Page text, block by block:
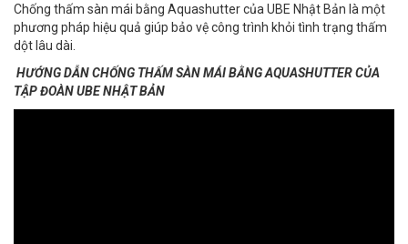
Chống thấm sàn mái bằng Aquashutter của UBE Nhật Bản là một
phương pháp hiệu quả giúp bảo vệ công trình khỏi tình trạng thấm
dột lâu dài.
HƯỚNG DẪN CHỐNG THẤM SÀN MÁI BẰNG AQUASHUTTER CỦA
TẬP ĐOÀN UBE NHẬT BẢN